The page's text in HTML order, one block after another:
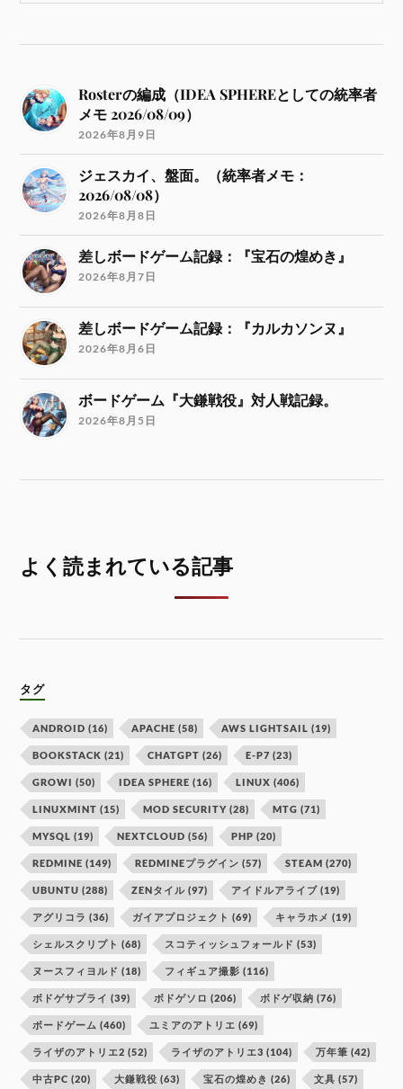
Rosterの編成（IDEA SPHEREとしての統率者
メモ 2026/08/09）
2026年8月9日
ジェスカイ、盤面。（統率者メモ：
2026/08/08）
2026年8月8日
差しボードゲーム記録：『宝石の煌めき』
2026年8月7日
差しボードゲーム記録：『カルカソンヌ』
2026年8月6日
ボードゲーム『大鎌戦役』対人戦記録。
2026年8月5日
よく読まれている記事
タグ
ANDROID (16) APACHE (58) AWS LIGHTSAIL (19)
BOOKSTACK (21) CHATGPT (26) E-P7 (23)
GROWI (50) IDEA SPHERE (16) LINUX (406)
LINUXMINT (15) MOD SECURITY (28) MTG (71)
MYSQL (19) NEXTCLOUD (56) PHP (20)
REDMINE (149) REDMINEプラグイン (57) STEAM (270)
UBUNTU (288) ZENタイル (97) アイドルアライブ (19)
アグリコラ (36) ガイアプロジェクト (69) キャラホメ (19)
シェルスクリプト (68) スコティッシュフォールド (53)
ヌースフィヨルド (18) フィギュア撮影 (116)
ボドゲサプライ (39) ボドゲソロ (206) ボドゲ収納 (76)
ボードゲーム (460) ユミアのアトリエ (69)
ライザのアトリエ2 (52) ライザのアトリエ3 (104) 万年筆 (42)
中古PC (20) 大鎌戦役 (63) 宝石の煌めき (26) 文具 (57)